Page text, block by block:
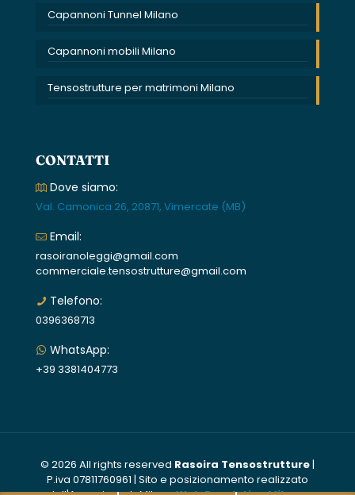
Capannoni Tunnel Milano
Capannoni mobili Milano
Tensostrutture per matrimoni Milano
CONTATTI
Dove siamo:
Val. Camonica 26, 20871, Vimercate (MB)
Email:
rasoiranoleggi@gmail.com
commerciale.tensostrutture@gmail.com
Telefono:
0396368713
WhatsApp:
+39 3381404773
© 2026 All rights reserved Rasoira Tensostrutture|
P.iva 07811760961 | Sito e posizionamento realizzato